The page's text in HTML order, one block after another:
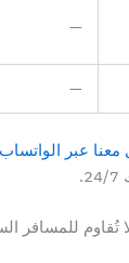
—
—
عبر الواتساب
تُقاوم للمسافر